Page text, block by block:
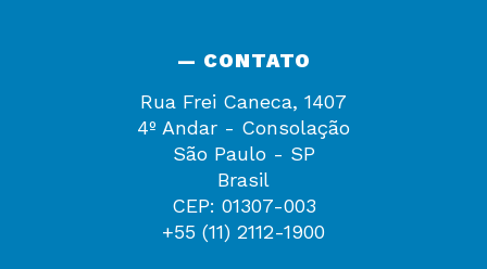
— CONTATO
Rua Frei Caneca, 1407
4º Andar - Consolação
São Paulo - SP
Brasil
CEP: 01307-003
+55 (11) 2112-1900